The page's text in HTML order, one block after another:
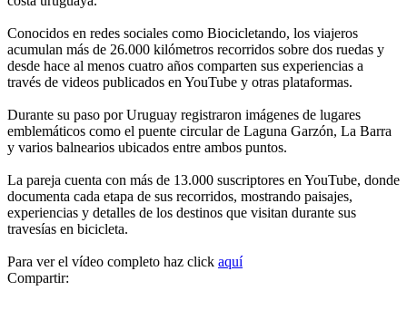
Conocidos en redes sociales como Biocicletando, los viajeros
acumulan más de 26.000 kilómetros recorridos sobre dos ruedas y
desde hace al menos cuatro años comparten sus experiencias a
través de videos publicados en YouTube y otras plataformas.
Durante su paso por Uruguay registraron imágenes de lugares
emblemáticos como el puente circular de Laguna Garzón, La Barra
y varios balnearios ubicados entre ambos puntos.
La pareja cuenta con más de 13.000 suscriptores en YouTube, donde
documenta cada etapa de sus recorridos, mostrando paisajes,
experiencias y detalles de los destinos que visitan durante sus
travesías en bicicleta.
Para ver el vídeo completo haz click aquí
Compartir: